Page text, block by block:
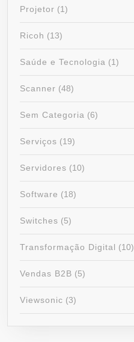
Projetor (1)
Ricoh (13)
Saúde e Tecnologia (1)
Scanner (48)
Sem Categoria (6)
Serviços (19)
Servidores (10)
Software (18)
Switches (5)
Transformação Digital (10)
Vendas B2B (5)
Viewsonic (3)